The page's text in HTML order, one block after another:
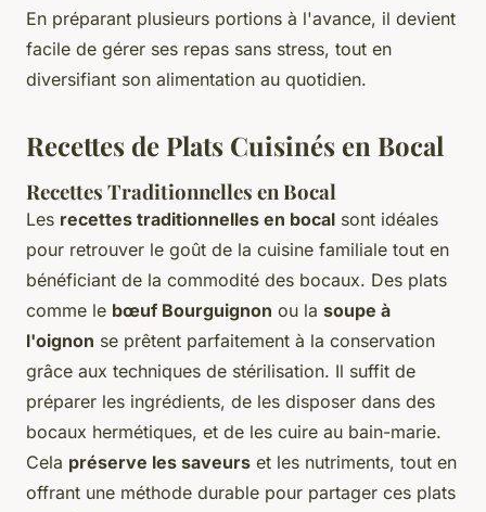
En préparant plusieurs portions à l'avance, il devient
facile de gérer ses repas sans stress, tout en
diversifiant son alimentation au quotidien.
Recettes de Plats Cuisinés en Bocal
Recettes Traditionnelles en Bocal
Les recettes traditionnelles en bocal sont idéales
pour retrouver le goût de la cuisine familiale tout en
bénéficiant de la commodité des bocaux. Des plats
comme le bœuf Bourguignon ou la soupe à
l'oignon se prêtent parfaitement à la conservation
grâce aux techniques de stérilisation. Il suffit de
préparer les ingrédients, de les disposer dans des
bocaux hermétiques, et de les cuire au bain-marie.
Cela préserve les saveurs et les nutriments, tout en
offrant une méthode durable pour partager ces plats